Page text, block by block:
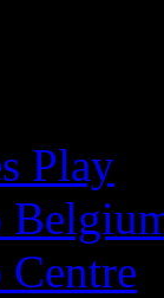
Play
Centre